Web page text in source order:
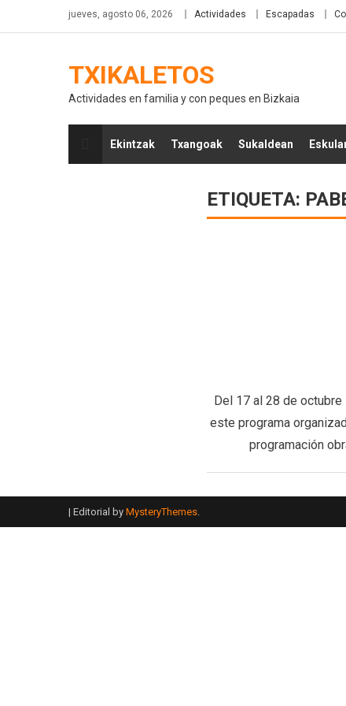
jueves, agosto 06, 2026 Actividades Escapadas
TXIKALETOS
Actividades en familia y con peques en Bizkaia
Ekintzak Txangoak Sukaldean
ETIQUETA:
Del 17 al 28 de octubre
este programa
programación
| Editorial by MysteryThemes.